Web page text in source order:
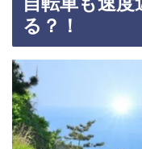
る？！